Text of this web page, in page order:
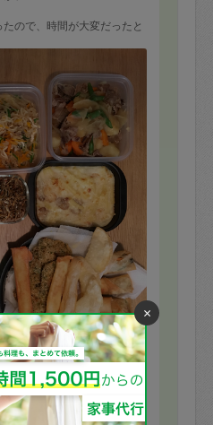
ので、時間が大変だったと
くて鶏照り焼きはお皿に注
しまいそちらは写真なしで
5です。
頼者の依頼当時の主観的な感想です。
×